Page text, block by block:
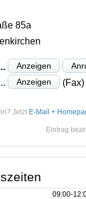
85a
Anzeigen
Anzeigen (Fax)
Jetzt E-Mail +
Eintrag